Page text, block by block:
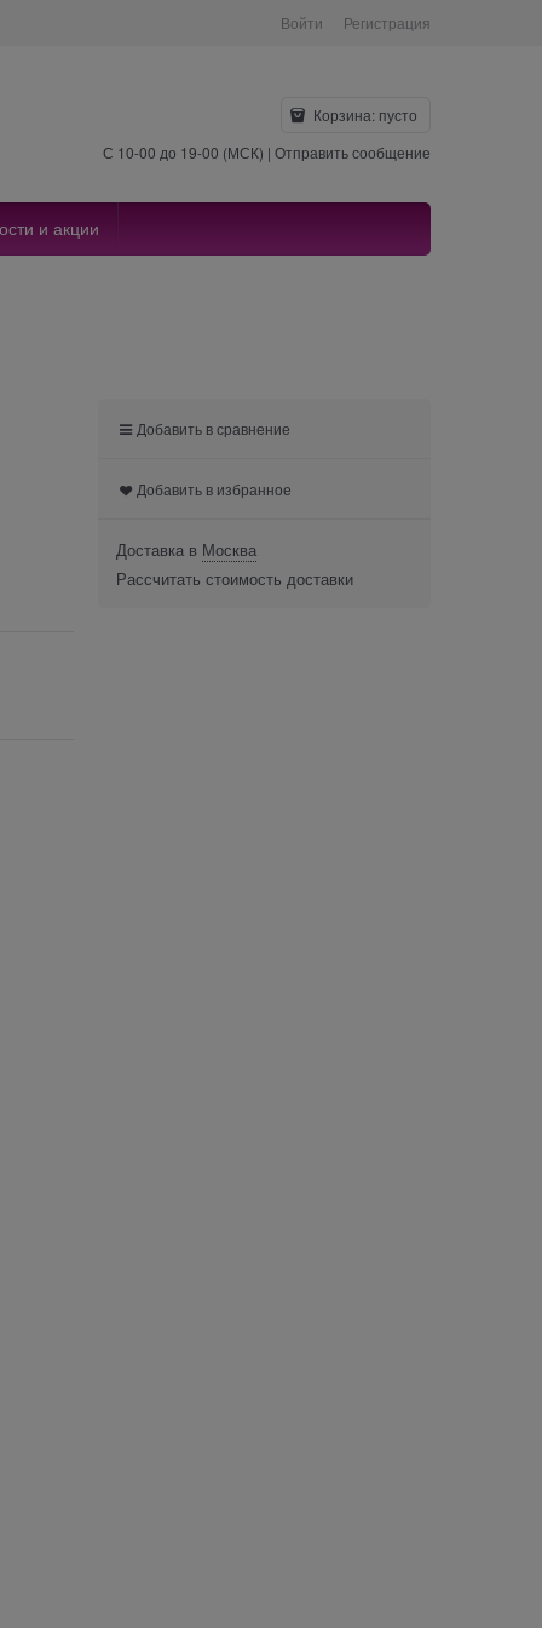
Войти Регистрация
Корзина: пусто
С 10-00 до 19-00 (МСК) | Отправить сообщение
и акции
Добавить в сравнение
Добавить в избранное
Доставка в Москва
Рассчитать стоимость доставки